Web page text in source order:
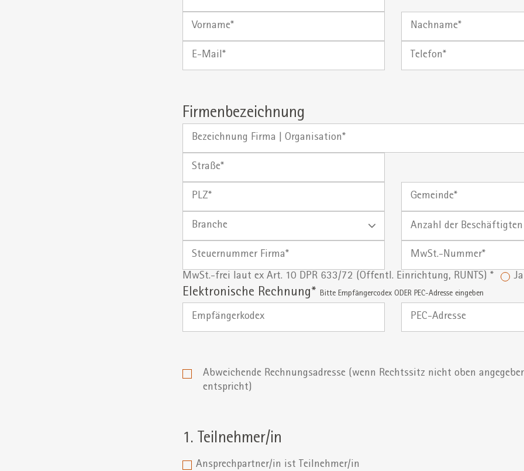
Mail
Firmenbezeichnung
Firma
Organisation
Branche
der
Firma*
Nummer
MwSt.-frei laut ex Art. 10 DPR 633/72 (Öffentl. Einrichtung, RUNTS) *
Ja
Elektronische Rechnung* Bitte Empfängercodex ODER PEC-Adresse eingeben
Adresse
Abweichende Rechnungsadresse (wenn Rechtssitz nicht oben
entspricht)
1. Teilnehmer/in
Ansprechpartner/in ist Teilnehmer/in